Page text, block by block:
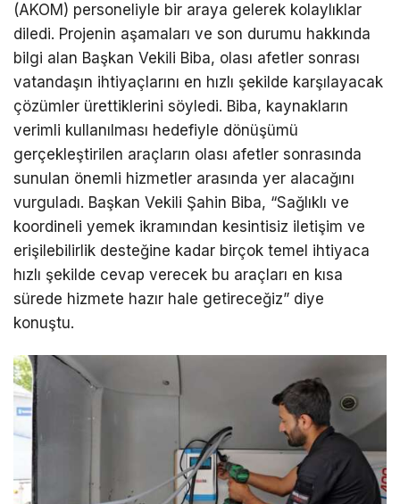
(AKOM) personeliyle bir araya gelerek kolaylıklar
diledi. Projenin aşamaları ve son durumu hakkında
bilgi alan Başkan Vekili Biba, olası afetler sonrası
vatandaşın ihtiyaçlarını en hızlı şekilde karşılayacak
çözümler ürettiklerini söyledi. Biba, kaynakların
verimli kullanılması hedefiyle dönüşümü
gerçekleştirilen araçların olası afetler sonrasında
sunulan önemli hizmetler arasında yer alacağını
vurguladı. Başkan Vekili Şahin Biba, “Sağlıklı ve
koordineli yemek ikramından kesintisiz iletişim ve
erişilebilirlik desteğine kadar birçok temel ihtiyaca
hızlı şekilde cevap verecek bu araçları en kısa
sürede hizmete hazır hale getireceğiz” diye
konuştu.